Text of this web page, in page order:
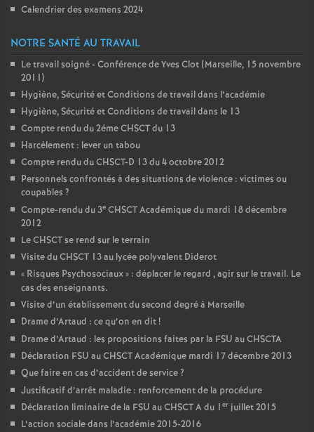
Calendrier des examens 2024
NOTRE SANTÉ AU TRAVAIL
Le travail soigné - Conférence de Yves Clot (Marseille, 15 novembre
2011)
Hygiène, Sécurité et Conditions de travail dans l’académie
Hygiène, Sécurité et Conditions de travail dans le 13
Compte rendu du 2éme CHSCT du 13
Harcèlement : lever un tabou
Compte rendu du CHSCT-D 13 du 4 octobre 2012
Personnels confrontés à des situations de violence : victimes ou
coupables ?
Compte-rendu du 3e CHSCT Académique du mardi 18 décembre
2012
Le CHSCT se rend sur le terrain
Visite du CHSCT 13 au lycée polyvalent Diderot
« Risques Psychosociaux» : déplacer le regard , agir sur le travail. Le
cas des enseignants.
Visite d’un établissement du second degré à Marseille
Drame d’Artaud : ce qu’on en dit!
Drame d’Artaud : les propositions faites par la FSU au CHSCTA
Déclaration FSU au CHSCT Académique mardi 17 décembre 2013
Que faire en cas d’accident de service?
Justificatif d’arrêt maladie : renforcement de la procédure
Déclaration liminaire de la FSU au CHSCT A du 1 er juillet 2015
L’action sociale dans l’académie 2015-2016